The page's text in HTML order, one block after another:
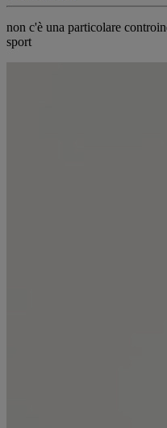
non c'è una particolare
sport